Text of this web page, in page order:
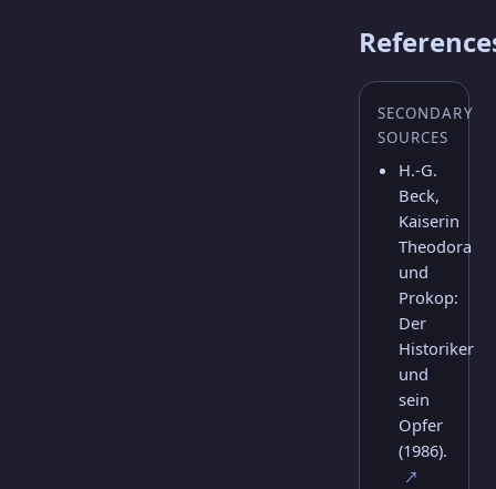
SECONDARY
SOURCES
H.-G.
Beck,
Kaiserin
Theodora
und
Prokop:
Der
Historiker
und
sein
Opfer
(1986).
↗